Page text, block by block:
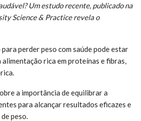
Um estudo recente, publicado na
Science & Practice revela o
perder peso com saúde pode estar
alimentação rica em proteínas e fibras,
a importância de equilibrar a
para alcançar resultados eficazes e
peso.